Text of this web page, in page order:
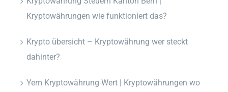
Kryptowährungen wie funktioniert das?
Krypto übersicht – Kryptowährung wer steckt
dahinter?
Yem Kryptowährung Wert | Kryptowährungen wo